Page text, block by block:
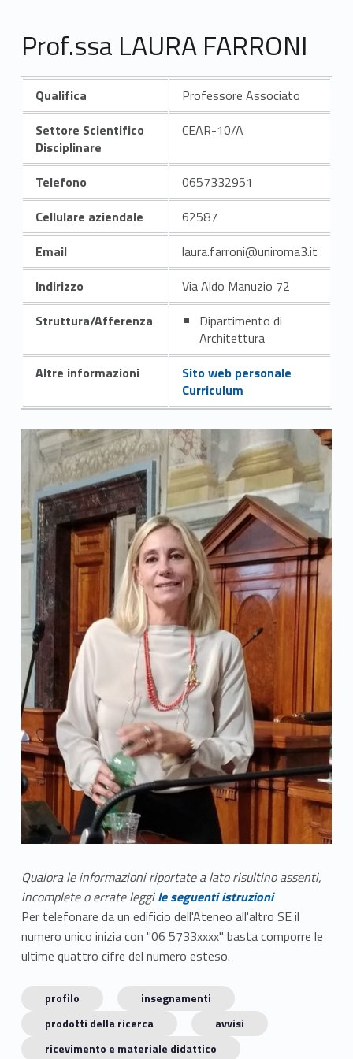
Prof.ssa LAURA FARRONI
Qualifica
Professore Associato
Settore Scientifico
Disciplinare
CEAR-10/A
Telefono
0657332951
Cellulare aziendale
62587
Email
laura.farroni@uniroma3.it
Indirizzo
Via Aldo Manuzio 72
Struttura/Afferenza
Dipartimento di
Architettura
Altre informazioni
Sito web personale
Curriculum
Qualora le informazioni riportate a lato risultino assenti,
incomplete o errate leggile seguenti istruzioni
Per telefonare da un edificio dell'Ateneo all'altro SE il
numero unico inizia con "06 5733xxxx" basta comporre le
ultime quattro cifre del numero esteso.
profilo
insegnamenti
prodotti della ricerca
avvisi
ricevimento e materiale didattico